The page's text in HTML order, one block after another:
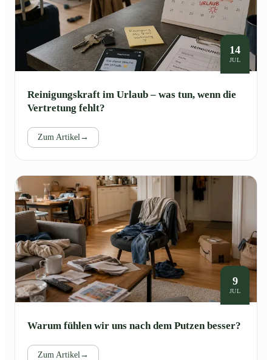
14
JUL
Reinigungskraft im Urlaub – was tun, wenn die
Vertretung fehlt?
Zum Artikel →
9
JUL
Warum fühlen wir uns nach dem Putzen besser?
Zum Artikel →